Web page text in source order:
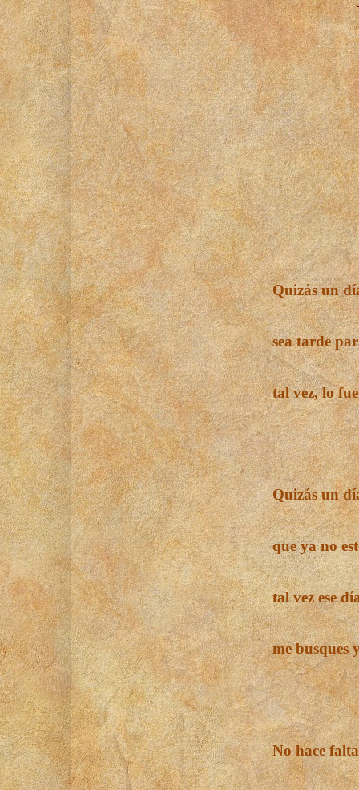
Quizás un
sea tarde
tal vez, lo
Quizás un
que ya no
tal vez ese
me busques
No hace